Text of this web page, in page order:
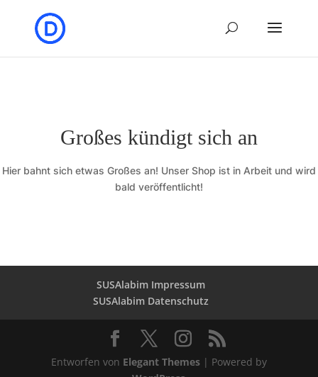
Großes kündigt sich an
Hier bahnt sich etwas Großes an! Unser Shop ist in Arbeit und wird
bald veröffentlicht!
SUSAlabim Impressum
SUSAlabim Datenschutz
Entworfen von Elegant Themes| Powered by